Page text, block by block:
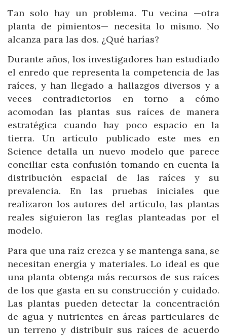
Tan solo hay un problema. Tu vecina —otra
planta de pimientos— necesita lo mismo. No
alcanza para las dos. ¿Qué harías?
Durante años, los investigadores han estudiado
el enredo que representa la competencia de las
raíces, y han llegado a hallazgos diversos y a
veces contradictorios en torno a cómo
acomodan las plantas sus raíces de manera
estratégica cuando hay poco espacio en la
tierra. Un artículo publicado este mes en
Science detalla un nuevo modelo que parece
conciliar esta confusión tomando en cuenta la
distribución espacial de las raíces y su
prevalencia. En las pruebas iniciales que
realizaron los autores del artículo, las plantas
reales siguieron las reglas planteadas por el
modelo.
Para que una raíz crezca y se mantenga sana, se
necesitan energía y materiales. Lo ideal es que
una planta obtenga más recursos de sus raíces
de los que gasta en su construcción y cuidado.
Las plantas pueden detectar la concentración
de agua y nutrientes en áreas particulares de
un terreno y distribuir sus raíces de acuerdo